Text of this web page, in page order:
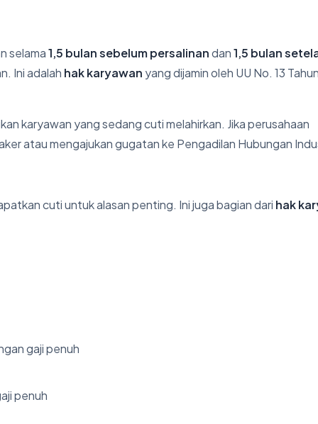
selama1,5 bulan sebelum persalinandan1,5 bulan
Ini adalah hak karyawan yang dijamin oleh UU No. 13
karyawan yang sedang cuti melahirkan. Jika perusahaan
atau mengajukan gugatan ke Pengadilan Hubungan
cuti untuk alasan penting. Ini juga bagian dari hak
gaji penuh
penuh